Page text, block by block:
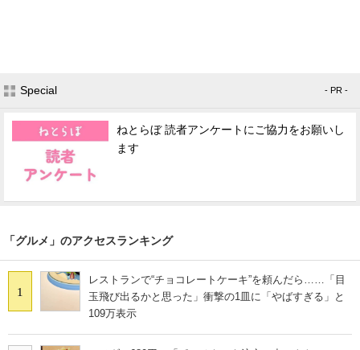
Special - PR -
ねとらぼ 読者アンケートにご協力をお願いし
ます
「グルメ」のアクセスランキング
1
レストランで“チョコレートケーキ”を頼んだら……「目
玉飛び出るかと思った」衝撃の1皿に「やばすぎる」と
109万表示